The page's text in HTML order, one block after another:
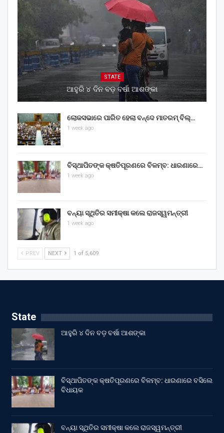
STATE
ଆହୁରି ୪ ଦିନ ବଡ଼ ବର୍ଷା ଆଶଙ୍କା
ଲୋକସଭାରେ ପାରିତ ହେଲା ବନ୍ଦେ ମାତରମ୍‌ ବିଲ୍‌…
1 week ago
ବିସ୍ଥାପିତଙ୍କ କ୍ଷତିପୂରଣରେ ବିଳମ୍ବ: ଧାରଣାରେ…
1 week ago
ବନ୍ୟା ସ୍ଥିତିର ସମୀକ୍ଷା କଲେ ରାଜସ୍ୱମନ୍ତ୍ରୀ
1 week ago
PREV NEXT 1 of 5,609
State
ଆହୁରି ୪ ଦିନ ବଡ଼ ବର୍ଷା ଆଶଙ୍କା
ବିସ୍ଥାପିତଙ୍କ କ୍ଷତିପୂରଣରେ ବିଳମ୍ବ: ଧାରଣାରେ ବସିଲେ
ବିଧାୟକ
ବନ୍ୟା ସ୍ଥିତିର ସମୀକ୍ଷା କଲେ ରାଜସ୍ୱମନ୍ତ୍ରୀ